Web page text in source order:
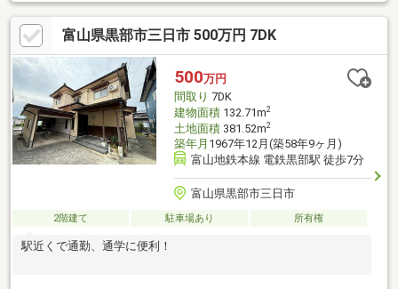
ユニットバス交換、トイレ交換、洗面化粧台交換●間取変更、玄
関ドア交換、室内ドア交換、床材上張り、シューズボックス交
換、クロス張替え●インターホン設置、火災警報器設置、照明器
具交換【おすすめポイント】・耐震適合証明書を取得すれば（要
別途費用）、条件により住宅ローン減税や不動産取得税減税の対
象になります・雨漏り、構造
富山県黒部市三日市 500万円 7DK
500万円
間取り 7DK
建物面積132.71m2
土地面積381.52m2
築年月 1967年12月(築58年9ヶ月)
富山地鉄本線 電鉄黒部駅 徒歩7分
富山県黒部市三日市
2階建て 駐車場あり 所有権
駅近くで通勤、通学に便利！